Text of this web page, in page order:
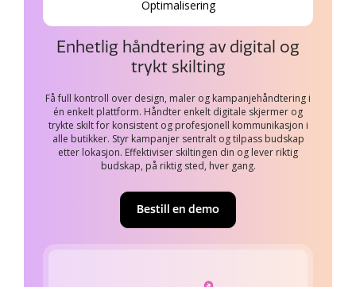
Optimalisering
Enhetlig håndtering av digital og
trykt skilting
Få full kontroll over design, maler og kampanjehåndtering i
én enkelt plattform. Håndter enkelt digitale skjermer og
trykte skilt for konsistent og profesjonell kommunikasjon i
alle butikker. Styr kampanjer sentralt og tilpass budskap
etter lokasjon. Effektiviser skiltingen din og lever riktig
budskap, på riktig sted, hver gang.
Bestill en demo